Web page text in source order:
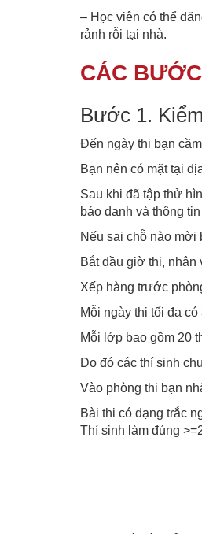
– Học viên có thể
rảnh rỗi tại nhà.
CÁC
Bước 1.
Đến ngày thi bạn
Bạn nên có mặt tại
Sau khi đã tập thử
báo danh và thông
Nếu sai chỗ nào
Bắt đầu giờ thi, nhân
Xếp hàng trước
Mỗi ngày thi tối đa
Mỗi lớp bao gồm 20
Do đó các thí sinh
Vào phòng thi bạn
Bài thi có dạng trắc
Thí sinh làm đúng